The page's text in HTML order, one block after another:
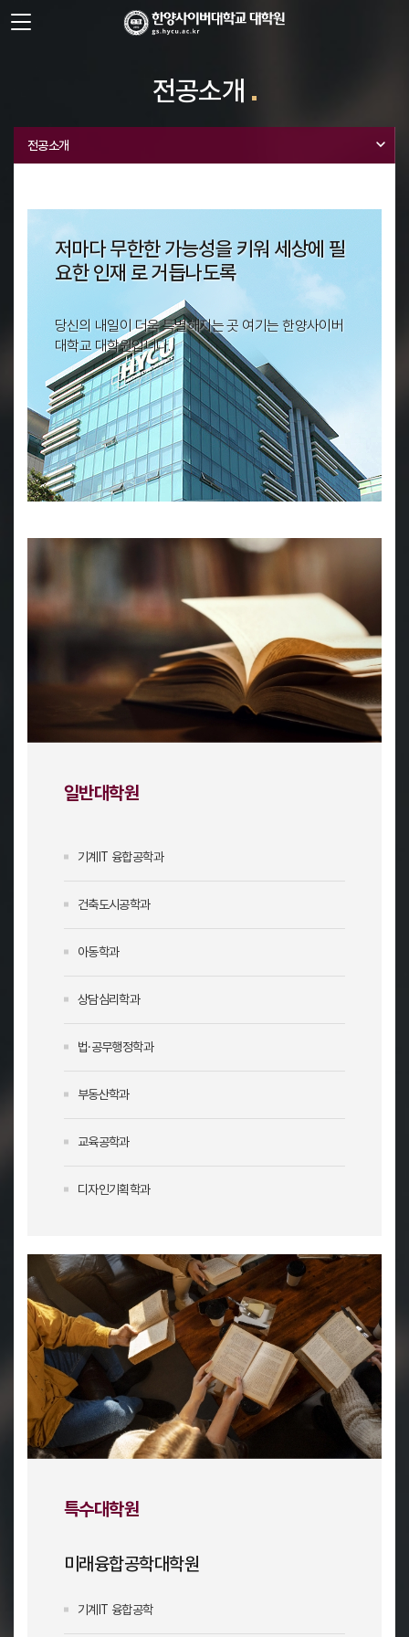
주메뉴 바로가기
본문 바로가기
사이트정보 바로가기
전공소개
전공소개
저마다 무한한 가능성을 키워세상에 필
요한 인재 로 거듭나도록
당신의 내일이 더욱 특별해지는 곳 여기는 한양사이버
대학교 대학원입니다.
일반대학원
기계IT 융합공학과
건축도시공학과
아동학과
상담심리학과
법·공무행정학과
부동산학과
교육공학과
디자인기획학과
특수대학원
미래융합공학대학원
기계IT 융합공학